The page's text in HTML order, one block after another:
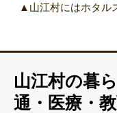
▲山江村にはホタル
山江村の暮
通・医療・